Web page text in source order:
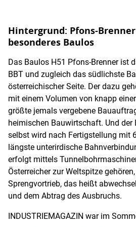
Hintergrund: Pfons-
besonderes Baulos
Das Baulos H51 Pfons-Brenner ist
BBT und zugleich das südlichste
österreichischer Seite. Der dazu
mit einem Volumen von knapp
größte jemals vergebene
heimischen Bauwirtschaft. Und der
selbst wird nach Fertigstellung mit
längste unterirdische
erfolgt mittels
Österreicher zur Weltspitze
Sprengvortrieb, das heißt
und dem Abtrag des Ausbruchs.
INDUSTRIEMAGAZIN war im